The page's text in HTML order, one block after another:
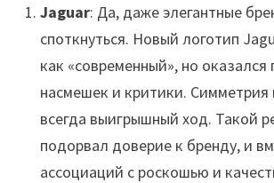
Jaguar: Да, даже элегантные
споткнуться. Новый логотип
как «современный», но
насмешек и критики. Симметрия
всегда выигрышный ход. Такой
подорвал доверие к бренду, и
ассоциаций с роскошью и